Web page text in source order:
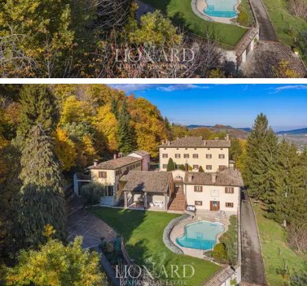
합니다.
두 번째 건물은 대규모 시설을 갖춘 홀이 있는 회
의 및 리셉션 조직 전용입니다. 세 번째 아파트는
대신 2층으로 구성된 독립 아파트에서 손님을 맞
이하기 위한 것으로 전체 200제곱미터에 달합니
다. 여기에는 농업 사업을 제공하는 리셉션 공간과
욕실이 딸린 추가 침실이 포함됩니다.
야외에서 휴식과 여가를 즐길 수 있는 넓은 공간
이 부족하지 않습니다. 가장 탁 트인 지점을 환영
하는 매혹적인 자연 테라스, 현대적인 수영장, 바,
주방 코너가 있는 자쿠지 욕조, 웰니스 센터가 있
습니다. 사우나, 크로모테라피 샤워 시설 및 피트
니스실이 있습니다.